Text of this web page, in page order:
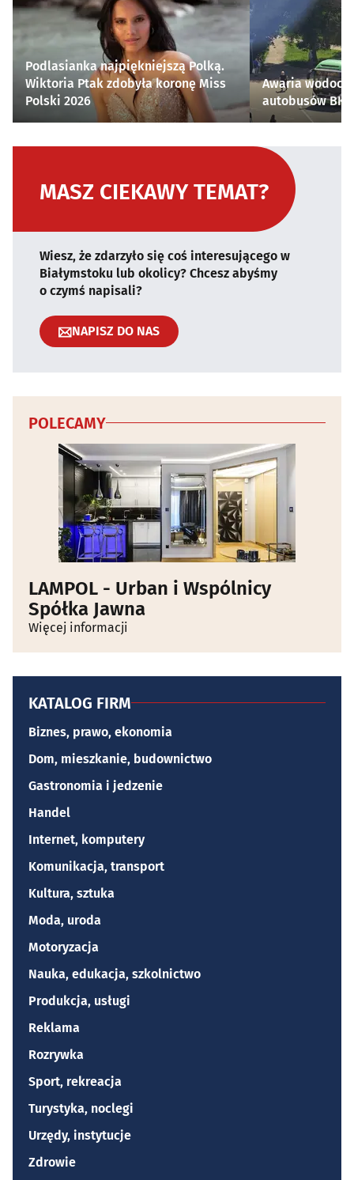
Podlasianka najpiękniejszą Polką.
Wiktoria Ptak zdobyła koronę Miss
Polski 2026
Awaria
autobusów
MASZ CIEKAWY TEMAT?
Wiesz, że zdarzyło się coś interesującego w
Białymstoku lub okolicy? Chcesz abyśmy
o czymś napisali?
NAPISZ DO NAS
POLECAMY
LAMPOL - Urban i Wspólnicy
Spółka Jawna
Więcej informacji
KATALOG FIRM
Biznes, prawo, ekonomia
Dom, mieszkanie, budownictwo
Gastronomia i jedzenie
Handel
Internet, komputery
Komunikacja, transport
Kultura, sztuka
Moda, uroda
Motoryzacja
Nauka, edukacja, szkolnictwo
Produkcja, usługi
Reklama
Rozrywka
Sport, rekreacja
Turystyka, noclegi
Urzędy, instytucje
Zdrowie